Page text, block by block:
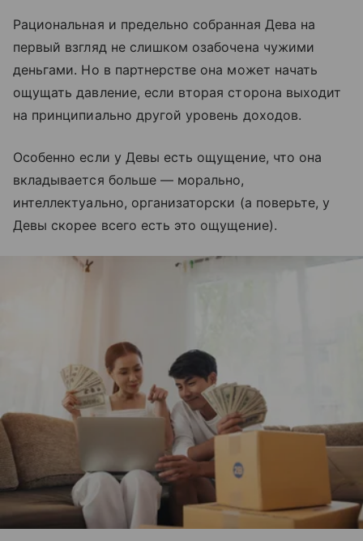
Рациональная и предельно собранная Дева на
первый взгляд не слишком озабочена чужими
деньгами. Но в партнерстве она может начать
ощущать давление, если вторая сторона выходит
на принципиально другой уровень доходов.
Особенно если у Девы есть ощущение, что она
вкладывается больше — морально,
интеллектуально, организаторски (а поверьте, у
Девы скорее всего есть это ощущение).